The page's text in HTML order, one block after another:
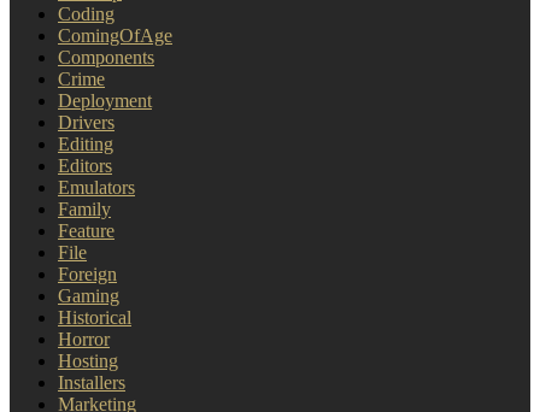
Coding
ComingOfAge
Components
Crime
Deployment
Drivers
Editing
Editors
Emulators
Family
Feature
File
Foreign
Gaming
Historical
Horror
Hosting
Installers
Marketing